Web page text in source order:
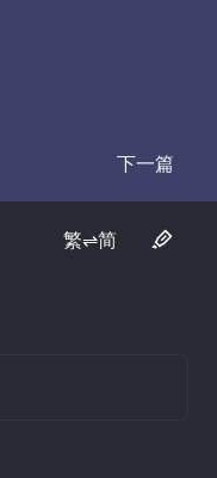
下一篇
Transcript
繁⇌简